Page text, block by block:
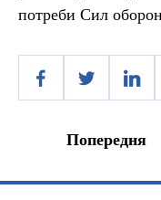
потреби Сил
Попередня